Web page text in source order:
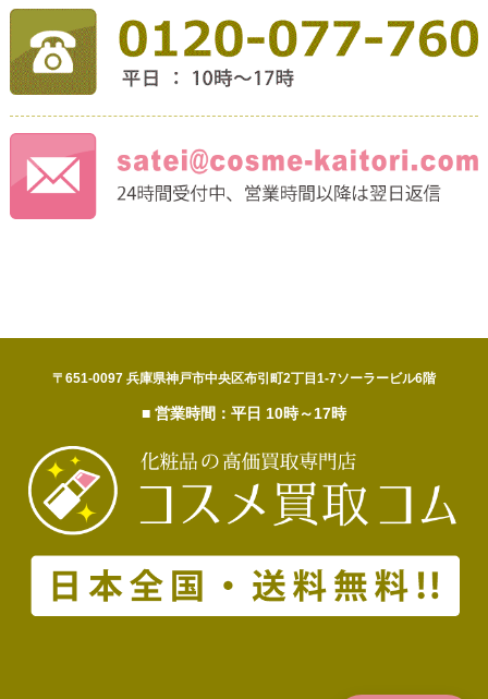
〒651-0097 兵庫県神戸市中央区布引町2丁目1-7ソーラービル6階
■ 営業時間：平日 10時～17時